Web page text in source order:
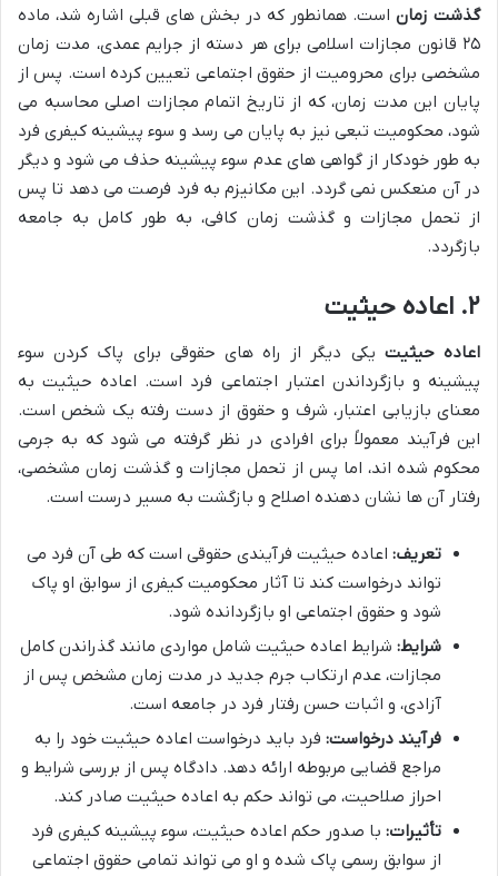
گذشت زمان است. همانطور که در بخش های قبلی اشاره شد، ماده
۲۵ قانون مجازات اسلامی برای هر دسته از جرایم عمدی، مدت زمان
مشخصی برای محرومیت از حقوق اجتماعی تعیین کرده است. پس از
پایان این مدت زمان، که از تاریخ اتمام مجازات اصلی محاسبه می
شود، محکومیت تبعی نیز به پایان می رسد و سوء پیشینه کیفری فرد
به طور خودکار از گواهی های عدم سوء پیشینه حذف می شود و دیگر
در آن منعکس نمی گردد. این مکانیزم به فرد فرصت می دهد تا پس
از تحمل مجازات و گذشت زمان کافی، به طور کامل به جامعه
بازگردد.
۲. اعاده حیثیت
اعاده حیثیت یکی دیگر از راه های حقوقی برای پاک کردن سوء
پیشینه و بازگرداندن اعتبار اجتماعی فرد است. اعاده حیثیت به
معنای بازیابی اعتبار، شرف و حقوق از دست رفته یک شخص است.
این فرآیند معمولاً برای افرادی در نظر گرفته می شود که به جرمی
محکوم شده اند، اما پس از تحمل مجازات و گذشت زمان مشخصی،
رفتار آن ها نشان دهنده اصلاح و بازگشت به مسیر درست است.
تعریف: اعاده حیثیت فرآیندی حقوقی است که طی آن فرد می
تواند درخواست کند تا آثار محکومیت کیفری از سوابق او پاک
شود و حقوق اجتماعی او بازگردانده شود.
شرایط: شرایط اعاده حیثیت شامل مواردی مانند گذراندن کامل
مجازات، عدم ارتکاب جرم جدید در مدت زمان مشخص پس از
آزادی، و اثبات حسن رفتار فرد در جامعه است.
فرآیند درخواست: فرد باید درخواست اعاده حیثیت خود را به
مراجع قضایی مربوطه ارائه دهد. دادگاه پس از بررسی شرایط و
احراز صلاحیت، می تواند حکم به اعاده حیثیت صادر کند.
تأثیرات: با صدور حکم اعاده حیثیت، سوء پیشینه کیفری فرد
از سوابق رسمی پاک شده و او می تواند تمامی حقوق اجتماعی